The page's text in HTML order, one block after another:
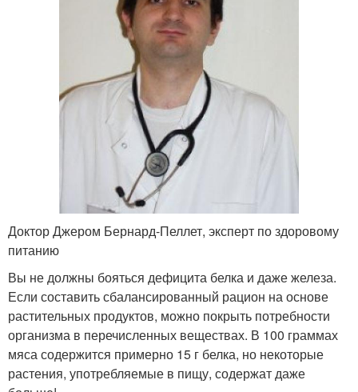
Доктор Джером Бернард-Пеллет, эксперт по здоровому
питанию
Вы не должны бояться дефицита белка и даже железа.
Если составить сбалансированный рацион на основе
растительных продуктов, можно покрыть потребности
организма в перечисленных веществах. В 100 граммах
мяса содержится примерно 15 г белка, но некоторые
растения, употребляемые в пищу, содержат даже